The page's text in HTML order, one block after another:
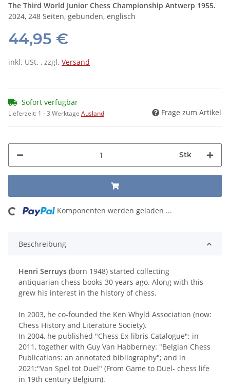
The Third World Junior Chess Championship Antwerp 1955.
2024, 248 Seiten, gebunden, englisch
44,95 €
inkl. USt. , zzgl. Versand
Sofort verfügbar
Lieferzeit: 1 - 3 Werktage Ausland Frage zum Artikel
Stk
Komponenten werden geladen ...
Beschreibung
Henri Serruys (born 1948) started collecting
antiquarian chess books 30 years ago. Along with this
grew his interest in the history of chess.
In 2003, he co-founded the Ken Whyld Association (now:
Chess History and Literature Society).
In 2004, he published "Chess Ex-libris Catalogue"; in
2011, together with Guy Van Habberney: "Belgian Chess
Publications: an annotated bibliography"; and in
2021:"Van Spel tot Duel" (From Game to Duel- chess life
in 19th century Belgium).